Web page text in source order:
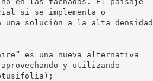
si se implementa o
una solución a la alta densidad
es una nueva alternativa
y utilizando